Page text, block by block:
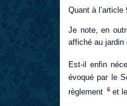
Quant à
Je note, en
affiché au jardin
Est-il enfin
évoqué par le
règlement
6 et